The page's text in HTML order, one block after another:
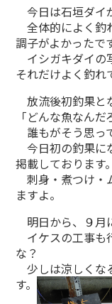
今日は石垣ダイ
全体的によく釣
調子がよかったで
イシガキダイの
それだけよく釣れ
放流後初釣果と
「どんな魚なんだ
誰もがそう思っ
今日初の釣果に
掲載しております。
刺身・煮つけ・
ますよ。
明日から、９月
イケスの工事も
な？
少しは涼しくな
す。